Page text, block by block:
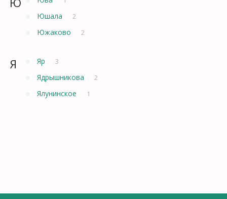
Юшала 2
Южаково 2
Я Яр 3
Ядрышникова 2
Ялунинское 1